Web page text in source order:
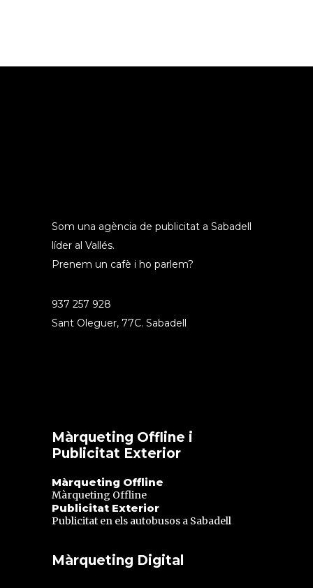
Som una agència de publicitat a Sabadell
líder al Vallés.
Prenem un cafè i ho parlem?
937 257 928
Sant Oleguer, 77C. Sabadell
Màrqueting Offline i
Publicitat Exterior
Màrqueting Offline
Màrqueting Offline
Publicitat Exterior
Publicitat en els autobusos a Sabadell
Màrqueting Digital